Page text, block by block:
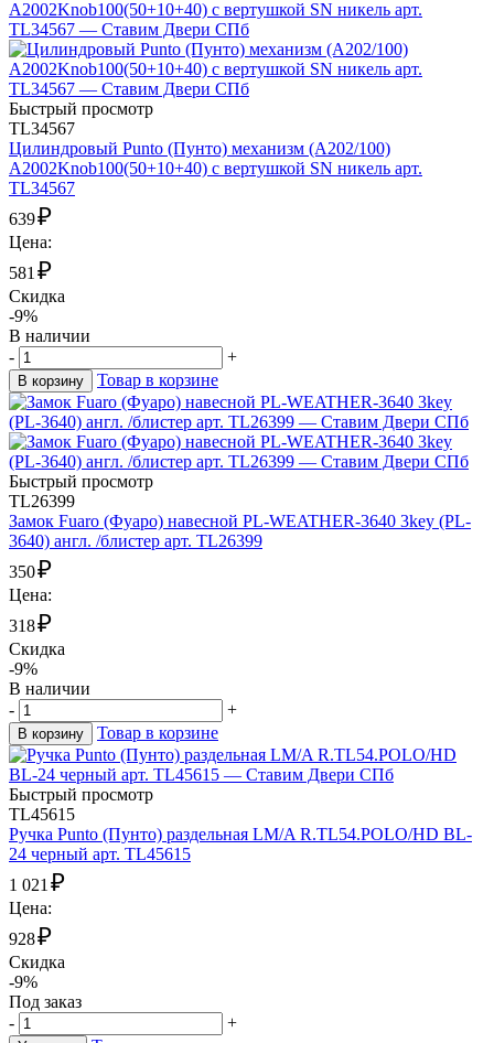
Быстрый просмотр
TL34567
Цилиндровый Punto (Пунто) механизм (A202/100)
A2002Knob100(50+10+40) с вертушкой SN никель арт.
TL34567
639₽
Цена:
581₽
Скидка
-9%
В наличии
-
+
В корзину Товар в корзине
Быстрый просмотр
TL26399
Замок Fuaro (Фуаро) навесной PL-WEATHER-3640 3key (PL-
3640) англ. /блистер арт. TL26399
350₽
Цена:
318₽
Скидка
-9%
В наличии
-
+
В корзину Товар в корзине
Быстрый просмотр
TL45615
Ручка Punto (Пунто) раздельная LM/A R.TL54.POLO/HD BL-
24 черный арт. TL45615
1 021₽
Цена:
928₽
Скидка
-9%
Под заказ
-
+